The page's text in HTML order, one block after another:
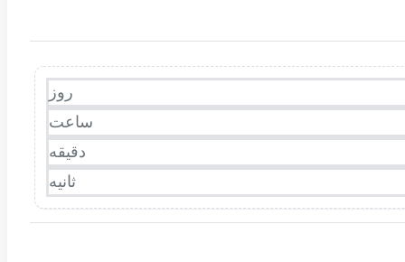
روز
ساعت
دقیقه
ثانیه